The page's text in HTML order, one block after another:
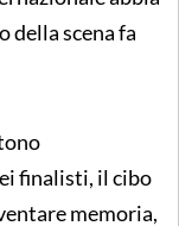
della scena fa
finalisti, il cibo
memoria,